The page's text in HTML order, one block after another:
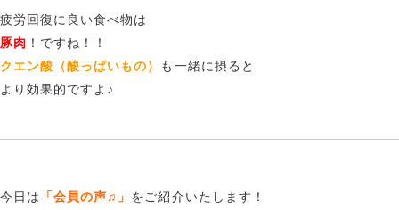
疲労回復に良い食べ物は
豚肉 ！ですね！！
クエン酸（酸っぱいもの）
も一緒に摂ると
より効果的ですよ♪
今日は 「会員の声♫」 をご紹介いたします！